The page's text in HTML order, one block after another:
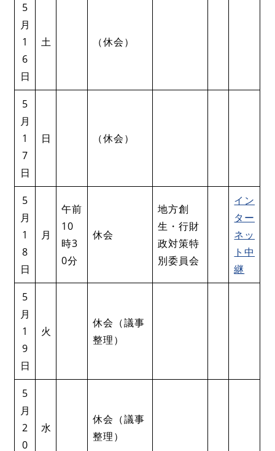
5
月
1
6
日
土 （休会）
5
月
1
7
日
日 （休会）
5
月
1
8
日
月
午前
10
時3
0分
休会
地方創
生・行財
政対策特
別委員会
イン
ター
ネッ
ト中
継
5
月
1
9
日
火
休会（議事
整理）
5
月
2
0
水
休会（議事
整理）